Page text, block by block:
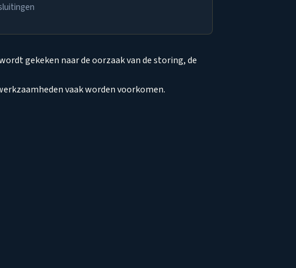
gekeken naar de oorzaak van de storing, de
vaak worden voorkomen.